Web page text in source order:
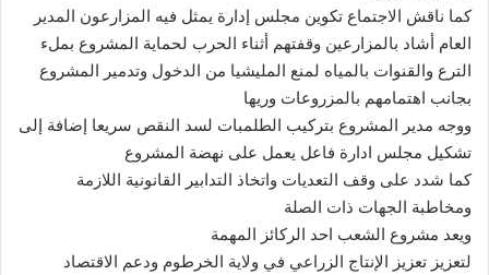
كما ناقش الاجتماع تكوين مجلس إدارة يمثل فيه المزارعون المدير
العام أشاد بالمزارعين وقفتهم أثناء الحرب لحماية المشروع بملء
الترع والقنوات بالمياه لمنع المليشيا من الدخول وتدمير المشروع
بجانب اهتمامهم بالمزروعات وريها
ووجه مدير المشروع بتركيب الطلمبات لسد النقص سريعا إضافة إلى
تشكيل مجلس ادارة فاعل يعمل على نهضة المشروع
كما شدد على وقف التعديات واتخاذ التدابير القانونية اللازمة
ومخاطبة الجهات ذات الصلة
ويعد مشروع الشعب احد الركائز المهمة
لتعزيز تعزيز الإنتاج الزراعي في ولاية الخرطوم ودعم الاقتصاد